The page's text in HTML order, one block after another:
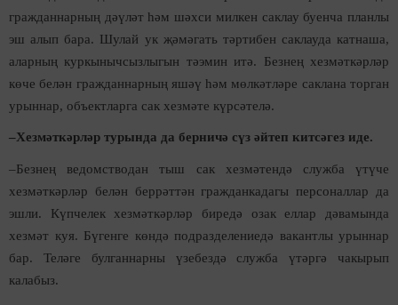
гражданнарның дәүләт һәм шәхси милкен саклау буенча планлы
эш алып бара. Шулай ук җәмәгать тәртибен саклауда катнаша,
аларның куркынычсызлыгын тәэмин итә. Безнең хезмәткәрләр
көче белән гражданнарның яшәү һәм мөлкәтләре саклана торган
урыннар, объектларга сак хезмәте күрсәтелә.
–Хезмәткәрләр турында да берничә сүз әйтеп китсәгез иде.
–Безнең ведомстводан тыш сак хезмәтендә служба үтүче
хезмәткәрләр белән беррәттән гражданкадагы персоналлар да
эшли. Күпчелек хезмәткәрләр биредә озак еллар дәвамында
хезмәт куя. Бүгенге көндә подразделениедә вакантлы урыннар
бар. Теләге булганнарны үзебездә служба үтәргә чакырып
калабыз.